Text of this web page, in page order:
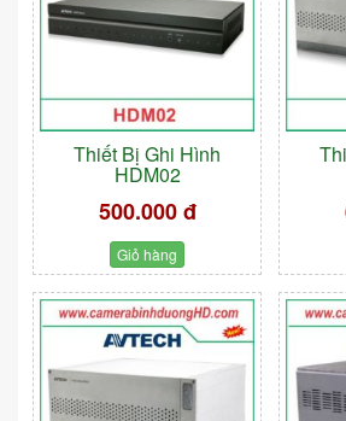
Thiết Bị Ghi Hình
HDM02
500.000 đ
Giỏ hàng